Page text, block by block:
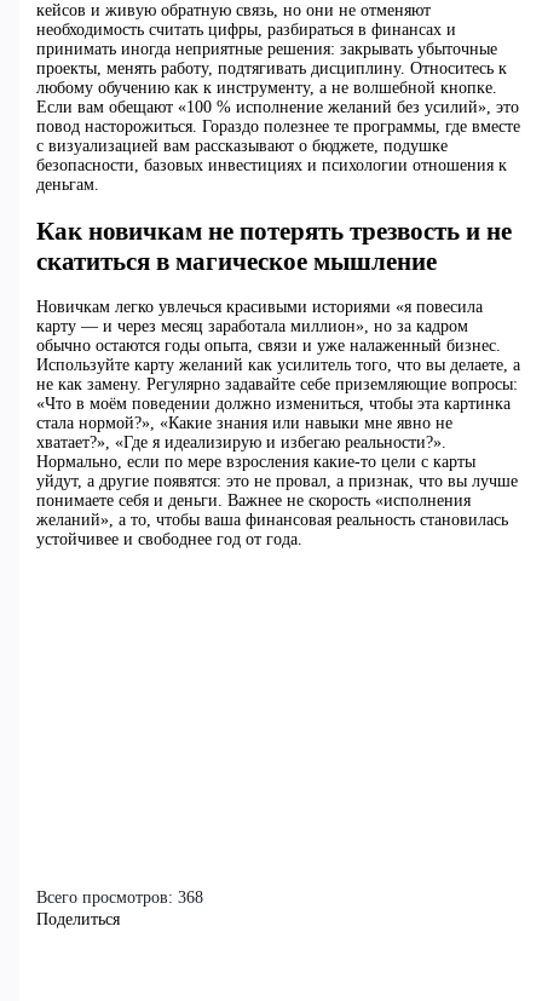
кейсов и живую обратную связь, но они не отменяют
необходимость считать цифры, разбираться в финансах и
принимать иногда неприятные решения: закрывать убыточные
проекты, менять работу, подтягивать дисциплину. Относитесь к
любому обучению как к инструменту, а не волшебной кнопке.
Если вам обещают «100 % исполнение желаний без усилий», это
повод насторожиться. Гораздо полезнее те программы, где вместе
с визуализацией вам рассказывают о бюджете, подушке
безопасности, базовых инвестициях и психологии отношения к
деньгам.
Как новичкам не потерять трезвость и не
скатиться в магическое мышление
Новичкам легко увлечься красивыми историями «я повесила
карту — и через месяц заработала миллион», но за кадром
обычно остаются годы опыта, связи и уже налаженный бизнес.
Используйте карту желаний как усилитель того, что вы делаете, а
не как замену. Регулярно задавайте себе приземляющие вопросы:
«Что в моём поведении должно измениться, чтобы эта картинка
стала нормой?», «Какие знания или навыки мне явно не
хватает?», «Где я идеализирую и избегаю реальности?».
Нормально, если по мере взросления какие-то цели с карты
уйдут, а другие появятся: это не провал, а признак, что вы лучше
понимаете себя и деньги. Важнее не скорость «исполнения
желаний», а то, чтобы ваша финансовая реальность становилась
устойчивее и свободнее год от года.
Всего просмотров: 368
Поделиться